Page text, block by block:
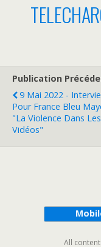
Publication
9 Mai 2022 -
Pour France Bleu
"La Violence Dans
Vidéos"
All